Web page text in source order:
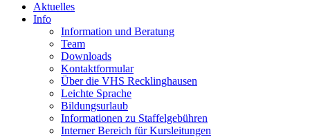
Aktuelles
Info
Information und Beratung
Team
Downloads
Kontaktformular
Über die VHS Recklinghausen
Leichte Sprache
Bildungsurlaub
Informationen zu Staffelgebühren
Interner Bereich für Kursleitungen